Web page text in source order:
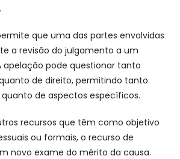
que uma das partes envolvidas
a revisão do julgamento a um
apelação pode questionar tanto
de direito, permitindo tanto
de aspectos específicos.
recursos que têm como objetivo
ou formais, o recurso de
novo exame do mérito da causa.